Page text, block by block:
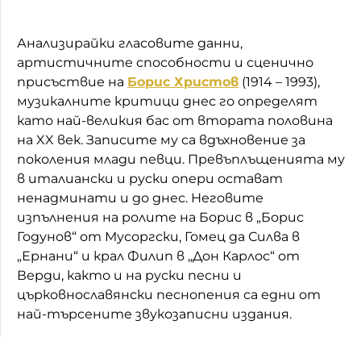
Анализирайки гласовите данни,
артистичните способности и сценично
присъствие на Борис Христов (1914 – 1993),
музикалните критици днес го определят
като най-великия бас от втората половина
на XX век. Записите му са вдъхновение за
поколения млади певци. Превъплъщенията му
в италиански и руски опери остават
ненадминати и до днес. Неговите
изпълнения на ролите на Борис в „Борис
Годунов“ от Мусоргски, Гомец да Силва в
„Ернани“ и крал Филип в „Дон Карлос“ от
Верди, както и на руски песни и
църковнославянски песнопения са едни от
най-търсените звукозаписни издания.